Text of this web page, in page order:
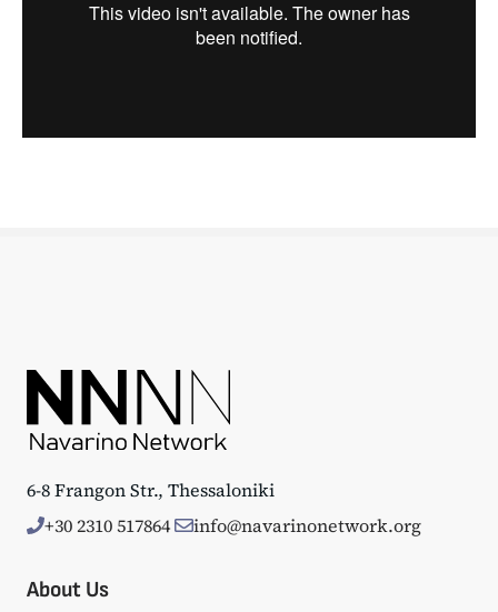
6-8 Frangon Str., Thessaloniki
+30 2310 517864
info@navarinonetwork.org
About Us